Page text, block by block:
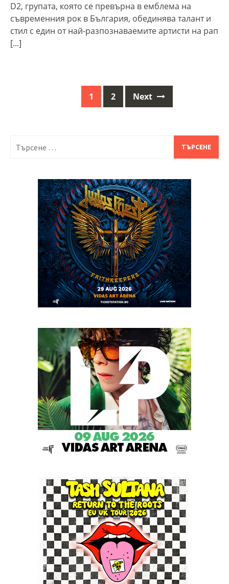
D2, групата, която се превърна в емблема на
съвременния рок в България, обединява талант и
стил с един от най-разпознаваемите артисти на рап
[...]
1 2 Next
за: